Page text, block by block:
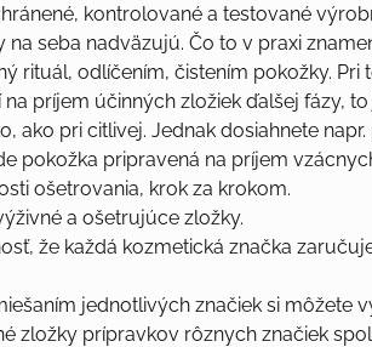
kontrolované a testované
seba nadväzujú. Čo to v praxi
rituál, odlíčením, čistením pokožky.
príjem účinných zložiek ďalšej fázy,
ako pri citlivej. Jednak dosiahnete
pokožka pripravená na príjem
ošetrovania, krok za krokom.
a ošetrujúce zložky.
že každá kozmetická značka
jednotlivých značiek si môžete
zložky prípravkov rôznych značiek